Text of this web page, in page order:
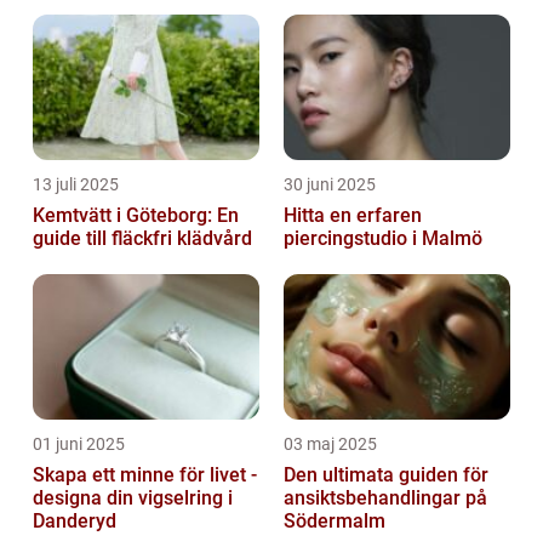
13 juli 2025
Kemtvätt i Göteborg: En
guide till fläckfri klädvård
30 juni 2025
Hitta en erfaren
piercingstudio i Malmö
01 juni 2025
Skapa ett minne för livet -
designa din vigselring i
Danderyd
03 maj 2025
Den ultimata guiden för
ansiktsbehandlingar på
Södermalm